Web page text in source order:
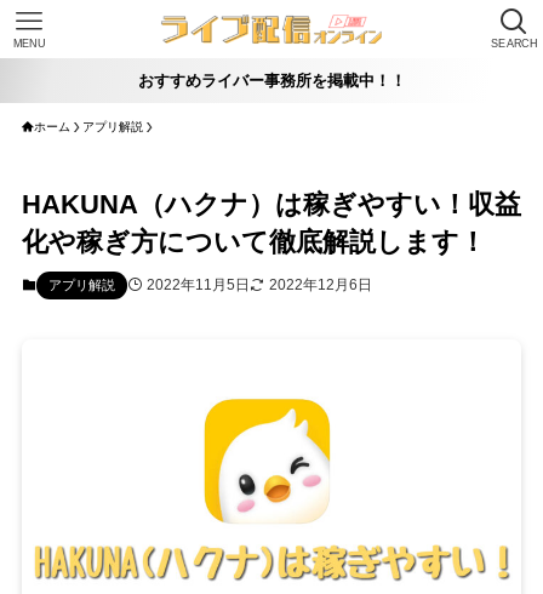
SEARCH
MENU
おすすめライバー事務所を掲載中！！
ホーム アプリ解説
HAKUNA（ハクナ）は稼ぎやすい！収益
化や稼ぎ方について徹底解説します！
アプリ解説 2022年11月5日 2022年12月6日